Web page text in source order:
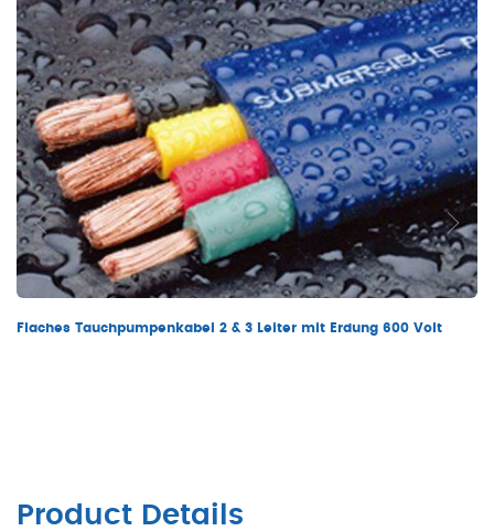
Flaches Tauchpumpenkabel 2 & 3 Leiter mit Erdung 600 Volt
Product Details